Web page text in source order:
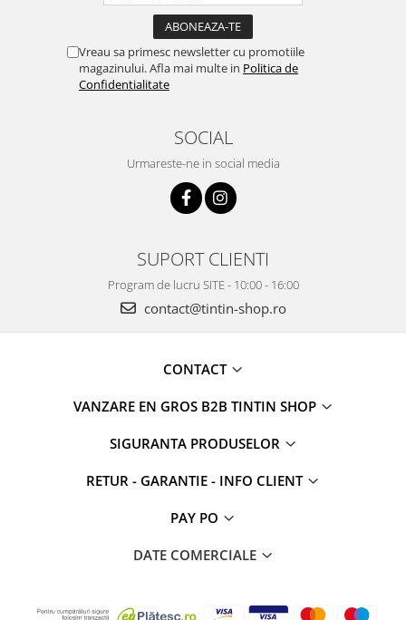
Vreau sa primesc newsletter cu promotiile
magazinului. Afla mai multe in Politica de
Confidentialitate
SOCIAL
Urmareste-ne in social media
SUPORT CLIENTI
Program de lucru SITE - 10:00 - 16:00
contact@tintin-shop.ro
CONTACT
VANZARE EN GROS B2B TINTIN SHOP
SIGURANTA PRODUSELOR
RETUR - GARANTIE - INFO CLIENT
PAY PO
DATE COMERCIALE